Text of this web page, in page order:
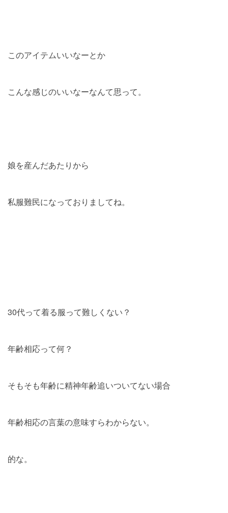
このアイテムいいなーとか
こんな感じのいいなーなんて思って。
娘を産んだあたりから
私服難民になっておりましてね。
30代って着る服って難しくない？
年齢相応って何？
そもそも年齢に精神年齢追いついてない場合
年齢相応の言葉の意味すらわからない。
的な。